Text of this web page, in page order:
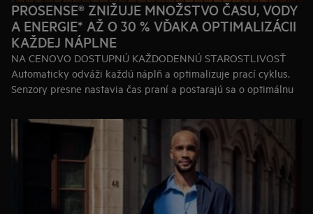
PROSENSE® ZNIŽUJE MNOŽSTVO ČASU, VODY
A ENERGIE* AŽ O 30 % VĎAKA OPTIMALIZÁCII
KAŽDEJ NÁPLNE
NA CENOVO DOSTUPNÚ KAŽDODENNÚ STAROSTLIVOSŤ
Automaticky odváži každú náplň a optimalizuje prací cyklus.
Senzory presne nastavia čas praní a postarajú sa o optimálnu
zakaždým svieža a ako nová.